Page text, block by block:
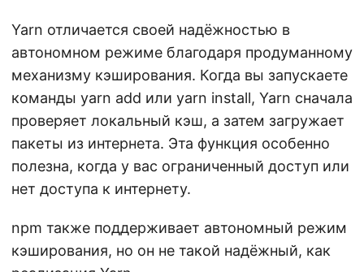
Yarn отличается своей надёжностью в
автономном режиме благодаря продуманному
механизму кэширования. Когда вы запускаете
команды yarn add или yarn install, Yarn сначала
проверяет локальный кэш, а затем загружает
пакеты из интернета. Эта функция особенно
полезна, когда у вас ограниченный доступ или
нет доступа к интернету.
npm также поддерживает автономный режим
кэширования, но он не такой надёжный, как